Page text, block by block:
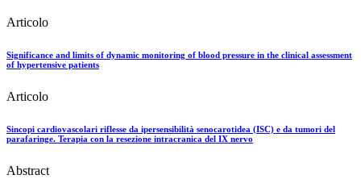
Articolo
Significance and limits of dynamic monitoring of blood pressure in the clinical assessment
of hypertensive patients
Articolo
Sincopi cardiovascolari riflesse da ipersensibilità senocarotidea (ISC) e da tumori del
parafaringe. Terapia con la resezione intracranica del IX nervo
Abstract